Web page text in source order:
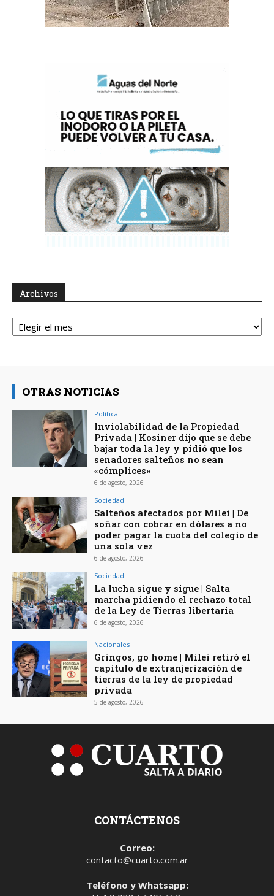
Archivos
Archivos
OTRAS NOTICIAS
Política
Inviolabilidad de la Propiedad
Privada | Kosiner dijo que se debe
bajar toda la ley y pidió que los
senadores salteños no sean
«cómplices»
6 de agosto, 2026
Sociedad
Salteños afectados por Milei | De
soñar con cobrar en dólares a no
poder pagar la cuota del colegio de
una sola vez
6 de agosto, 2026
Sociedad
La lucha sigue y sigue | Salta
marcha pidiendo el rechazo total
de la Ley de Tierras libertaria
6 de agosto, 2026
Nacionales
Gringos, go home | Milei retiró el
capítulo de extranjerización de
tierras de la ley de propiedad
privada
5 de agosto, 2026
CONTÁCTENOS
Correo:
contacto@cuarto.com.ar
Teléfono y Whatsapp: